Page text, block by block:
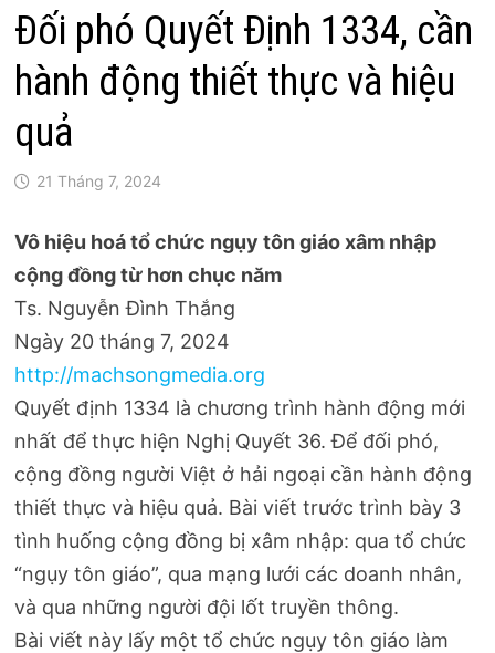
Đối phó Quyết Định 1334, cần
hành động thiết thực và hiệu
quả
21 Tháng 7, 2024
Vô hiệu hoá tổ chức ngụy tôn giáo xâm nhập
cộng đồng từ hơn chục năm
Ts. Nguyễn Đình Thắng
Ngày 20 tháng 7, 2024
http://machsongmedia.org
Quyết định 1334 là chương trình hành động mới
nhất để thực hiện Nghị Quyết 36. Để đối phó,
cộng đồng người Việt ở hải ngoại cần hành động
thiết thực và hiệu quả. Bài viết trước trình bày 3
tình huống cộng đồng bị xâm nhập: qua tổ chức
“ngụy tôn giáo”, qua mạng lưới các doanh nhân,
và qua những người đội lốt truyền thông.
Bài viết này lấy một tổ chức ngụy tôn giáo làm